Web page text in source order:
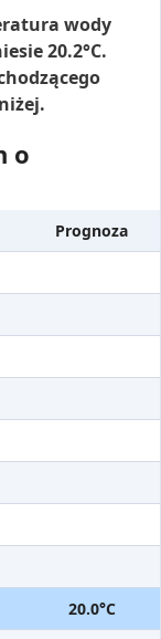
wody
20.2°C.
o
Prognoza
20.0°C